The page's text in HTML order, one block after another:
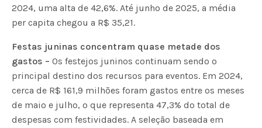
2024, uma alta de 42,6%. Até junho de 2025, a média
per capita chegou a R$ 35,21.
Festas juninas concentram quase metade dos
gastos –Os festejos juninos continuam sendo o
principal destino dos recursos para eventos. Em 2024,
cerca de R$ 161,9 milhões foram gastos entre os meses
de maio e julho, o que representa 47,3% do total de
despesas com festividades. A seleção baseada em